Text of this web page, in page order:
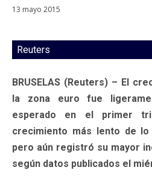
13 mayo 2015
Reuters
BRUSELAS (Reuters) – El
la zona euro fue
esperado en el primer
crecimiento más lento de
pero aún registró su mayor
según datos publicados el